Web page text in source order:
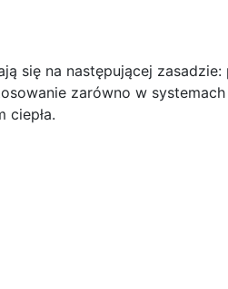
się na następującej zasadzie:
zarówno w systemach
ciepła.